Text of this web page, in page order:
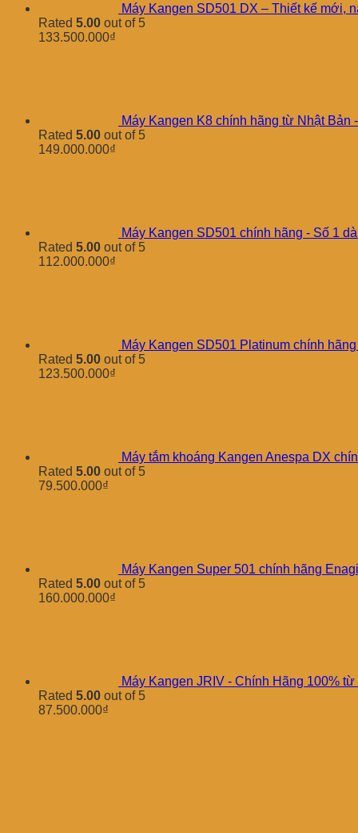
Máy Kangen SD501 DX – Thiết kế mới,
Rated 5.00 out of 5
133.500.000₫
Máy Kangen K8 chính hãng từ Nhật Bản
Rated 5.00 out of 5
149.000.000₫
Máy Kangen SD501 chính hãng - Số 1
Rated 5.00 out of 5
112.000.000₫
Máy Kangen SD501 Platinum chính
Rated 5.00 out of 5
123.500.000₫
Máy tắm khoáng Kangen Anespa DX
Rated 5.00 out of 5
79.500.000₫
Máy Kangen Super 501 chính hãng
Rated 5.00 out of 5
160.000.000₫
Máy Kangen JRIV - Chính Hãng 100% từ
Rated 5.00 out of 5
87.500.000₫